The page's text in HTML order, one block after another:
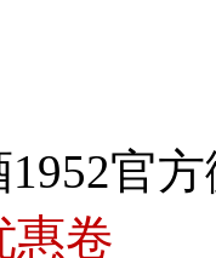
官
惠卷